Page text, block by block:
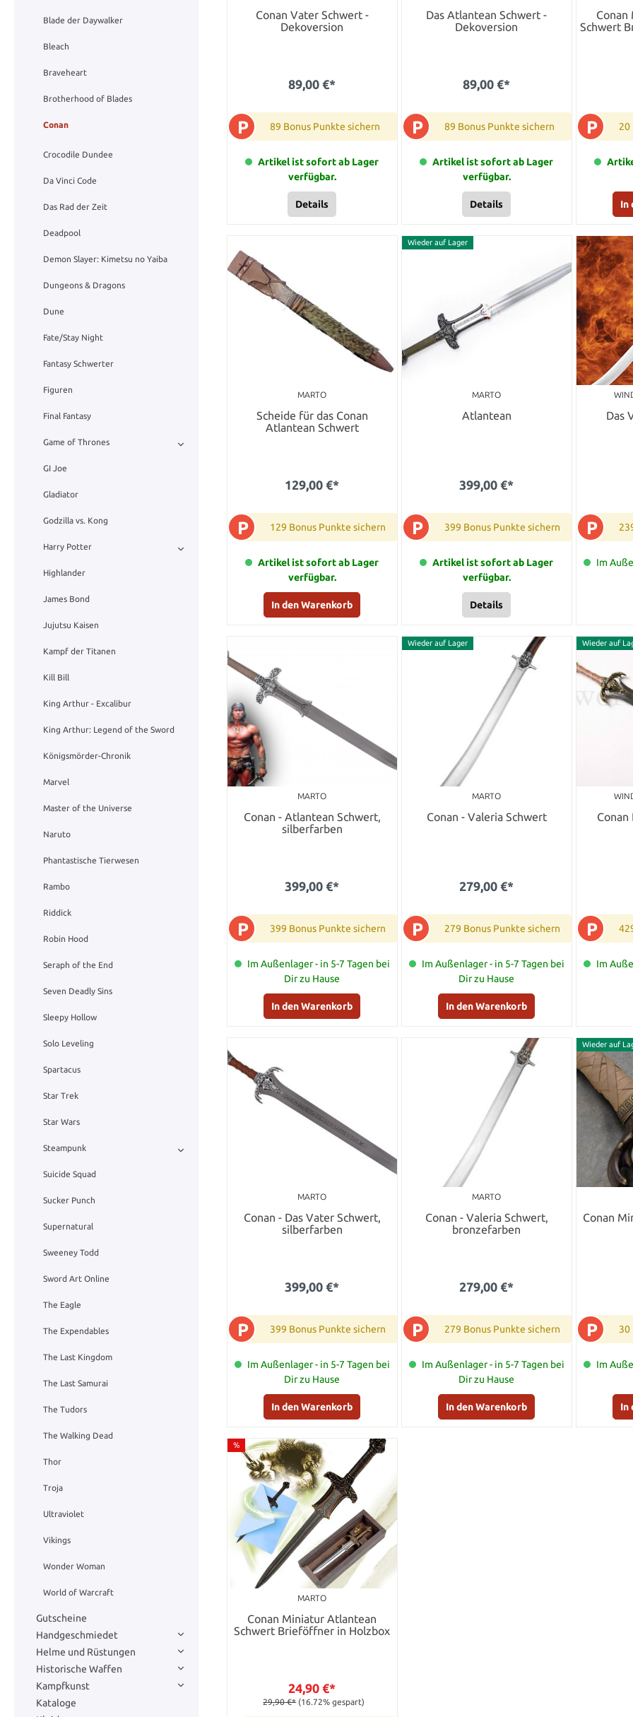
Blade der Daywalker
Bleach
Braveheart
Brotherhood of Blades
Conan
Crocodile Dundee
Da Vinci Code
Das Rad der Zeit
Deadpool
Demon Slayer: Kimetsu no Yaiba
Dungeons & Dragons
Dune
Fate/Stay Night
Fantasy Schwerter
Figuren
Final Fantasy
Game of Thrones
GI Joe
Gladiator
Godzilla vs. Kong
Harry Potter
Highlander
James Bond
Jujutsu Kaisen
Kampf der Titanen
Kill Bill
King Arthur - Excalibur
King Arthur: Legend of the Sword
Königsmörder-Chronik
Marvel
Master of the Universe
Naruto
Phantastische Tierwesen
Rambo
Riddick
Robin Hood
Seraph of the End
Seven Deadly Sins
Sleepy Hollow
Solo Leveling
Spartacus
Star Trek
Star Wars
Steampunk
Suicide Squad
Sucker Punch
Supernatural
Sweeney Todd
Sword Art Online
The Eagle
The Expendables
The Last Kingdom
The Last Samurai
The Tudors
The Walking Dead
Thor
Troja
Ultraviolet
Vikings
Wonder Woman
World of Warcraft
Gutscheine
Handgeschmiedet
Helme und Rüstungen
Historische Waffen
Kampfkunst
Kataloge
Conan Vater Schwert -
Dekoversion
89,00 €*
P 89 Bonus Punkte sichern
Artikel ist sofort ab Lager
verfügbar.
Details
Das Atlantean Schwert -
Dekoversion
89,00 €*
P 89 Bonus Punkte sichern
Artikel ist sofort ab Lager
verfügbar.
Details
Schwert
P 20
In
MARTO
Scheide für das Conan
Atlantean Schwert
129,00 €*
P 129 Bonus Punkte sichern
Artikel ist sofort ab Lager
verfügbar.
In den Warenkorb
Wieder auf Lager
MARTO
Atlantean
399,00 €*
P 399 Bonus Punkte sichern
Artikel ist sofort ab Lager
verfügbar.
Details
Das
P
Im
MARTO
Conan - Atlantean Schwert,
silberfarben
399,00 €*
P 399 Bonus Punkte sichern
Im Außenlager - in 5-7 Tagen bei
Dir zu Hause
In den Warenkorb
Wieder auf Lager
MARTO
Conan - Valeria Schwert
279,00 €*
P 279 Bonus Punkte sichern
Im Außenlager - in 5-7 Tagen bei
Dir zu Hause
In den Warenkorb
Wieder auf
Conan
P
Im
MARTO
Conan - Das Vater Schwert,
silberfarben
399,00 €*
P 399 Bonus Punkte sichern
Im Außenlager - in 5-7 Tagen bei
Dir zu Hause
In den Warenkorb
MARTO
Conan - Valeria Schwert,
bronzefarben
279,00 €*
P 279 Bonus Punkte sichern
Im Außenlager - in 5-7 Tagen bei
Dir zu Hause
In den Warenkorb
Wieder auf
Conan
P 30
Im
In
%
MARTO
Conan Miniatur Atlantean
Schwert Brieföffner in Holzbox
24,90 €*
29,90 €* (16.72% gespart)